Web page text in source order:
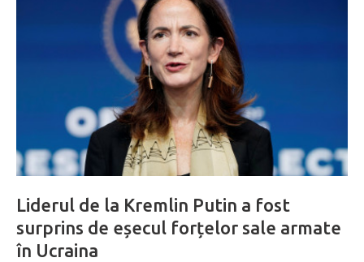
Liderul de la Kremlin Putin a fost
surprins de eșecul forțelor sale armate
în Ucraina